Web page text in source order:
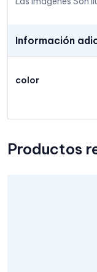
Información
color
Productos